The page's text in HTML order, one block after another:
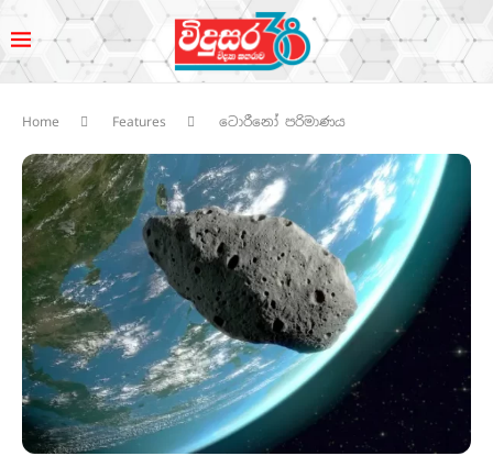
Home Features ට‍ොරීනෝ පරිමාණය